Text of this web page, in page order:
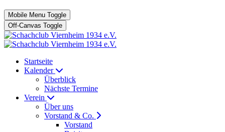
Mobile Menu Toggle
Off-Canvas Toggle
Startseite
Kalender
Überblick
Nächste Termine
Verein
Über uns
Vorstand & Co.
Vorstand